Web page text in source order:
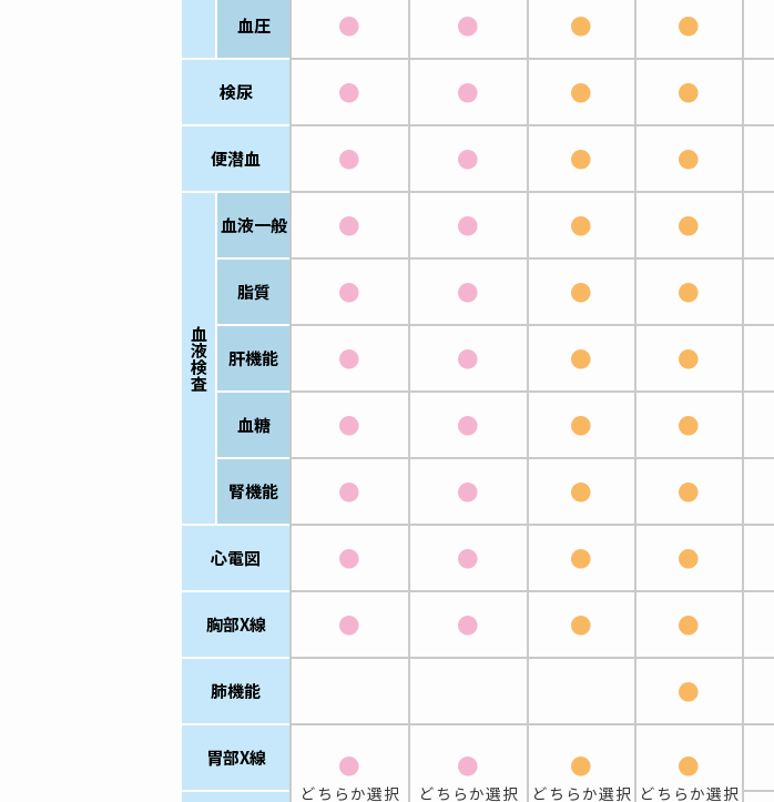
血圧 ● ● ● ●
検尿 ● ● ● ●
便潜血 ● ● ● ●
血
液
検
査
血液一般 ● ● ● ●
脂質 ● ● ● ●
肝機能 ● ● ● ●
血糖 ● ● ● ●
腎機能 ● ● ● ●
心電図 ● ● ● ●
胸部X線 ● ● ● ●
肺機能 ●
胃部X線 ●
どちらか選択
●
どちらか選択
●
どちらか選択
●
どちらか選択